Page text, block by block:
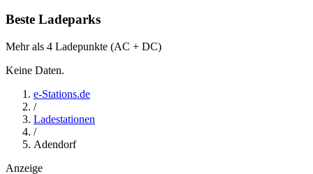
Beste Ladeparks
Mehr als 4 Ladepunkte (AC + DC)
Keine Daten.
e-Stations.de
/
Ladestationen
/
Adendorf
Anzeige